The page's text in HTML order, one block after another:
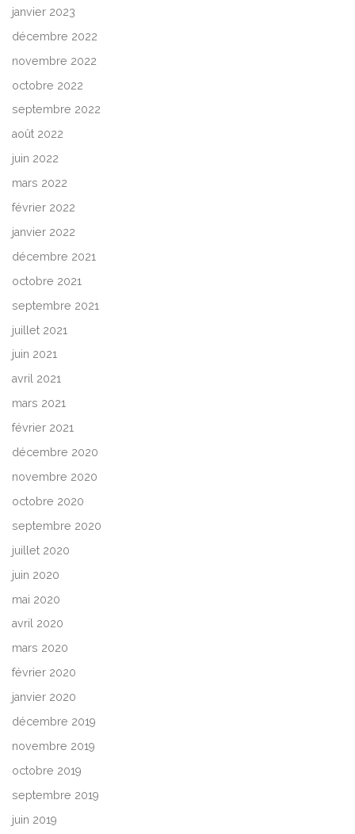
janvier 2023
décembre 2022
novembre 2022
octobre 2022
septembre 2022
août 2022
juin 2022
mars 2022
février 2022
janvier 2022
décembre 2021
octobre 2021
septembre 2021
juillet 2021
juin 2021
avril 2021
mars 2021
février 2021
décembre 2020
novembre 2020
octobre 2020
septembre 2020
juillet 2020
juin 2020
mai 2020
avril 2020
mars 2020
février 2020
janvier 2020
décembre 2019
novembre 2019
octobre 2019
septembre 2019
juin 2019